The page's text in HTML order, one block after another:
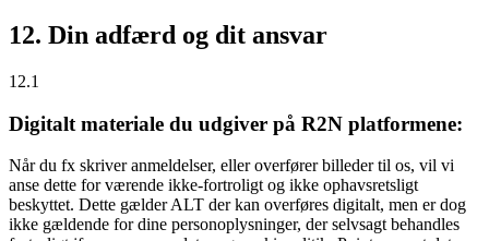
12. Din adfærd og dit ansvar
12.1
Digitalt materiale du udgiver på R2N platformene:
Når du fx skriver anmeldelser, eller overfører billeder til os, vil vi
anse dette for værende ikke-fortroligt og ikke ophavsretsligt
beskyttet. Dette gælder ALT der kan overføres digitalt, men er dog
ikke gældende for dine personoplysninger, der selvsagt behandles